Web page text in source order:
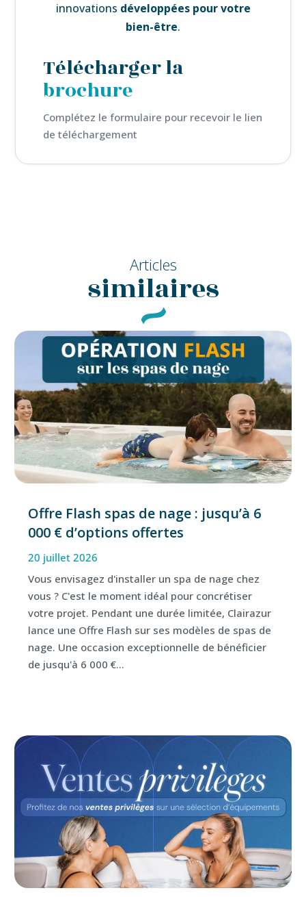
innovations développées pour votre
bien-être.
Télécharger la
brochure
Complétez le formulaire pour recevoir le lien
de téléchargement
Articles
similaires
Offre Flash spas de nage : jusqu’à 6
000 € d’options offertes
20 juillet 2026
Vous envisagez d'installer un spa de nage chez
vous ? C'est le moment idéal pour concrétiser
votre projet. Pendant une durée limitée, Clairazur
lance une Offre Flash sur ses modèles de spas de
nage. Une occasion exceptionnelle de bénéficier
de jusqu'à 6 000 €...